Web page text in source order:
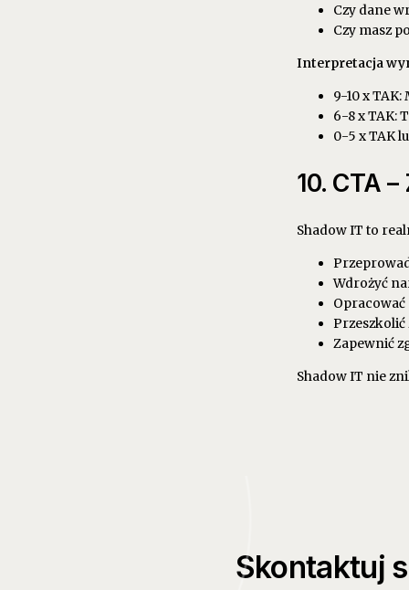
Czy dane
Czy masz
Interpretacja
9-10 x
6-8 x TAK:
0-5 x TAK
10. CTA
Shadow IT to
Wdrożyć
Przeszkolić
Zapewnić
Shadow IT nie
Skontaktuj